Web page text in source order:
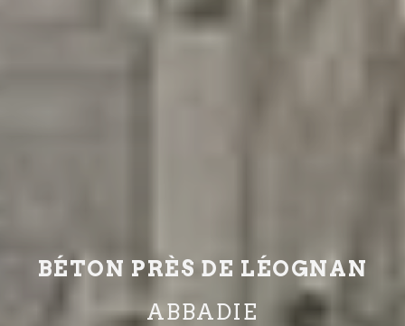
BÉTON PRÈS DE LÉOGNAN
ABBADIE